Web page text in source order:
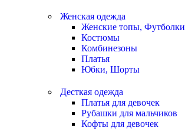
Женская одежда
Женские топы, Футболки
Костюмы
Комбинезоны
Платья
Юбки, Шорты
Десткая одежда
Платья для девочек
Рубашки для мальчиков
Кофты для девочек